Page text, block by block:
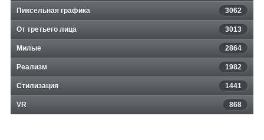
Пиксельная графика 3062
От третьего лица 3013
Милые 2864
Реализм 1982
Стилизация 1441
VR 868